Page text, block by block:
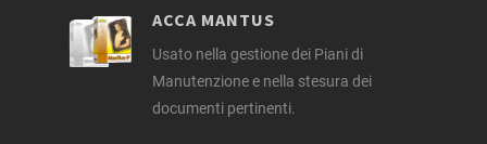
ACCA MANTUS
Usato nella gestione dei Piani di
Manutenzione e nella stesura dei
documenti pertinenti.